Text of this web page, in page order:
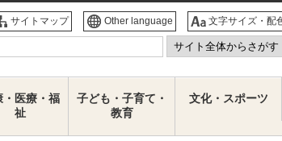
サイトマップ Other language 文字サイズ・配
・医療・福
祉
子ども・子育て・
教育
文化・スポーツ